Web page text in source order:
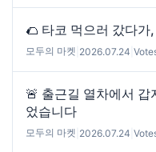
🌮 타코 먹으러 갔다가
모두의 마켓 2026.07.24
🚨 출근길 열차에서 갑
었습니다
모두의 마켓 2026.07.24